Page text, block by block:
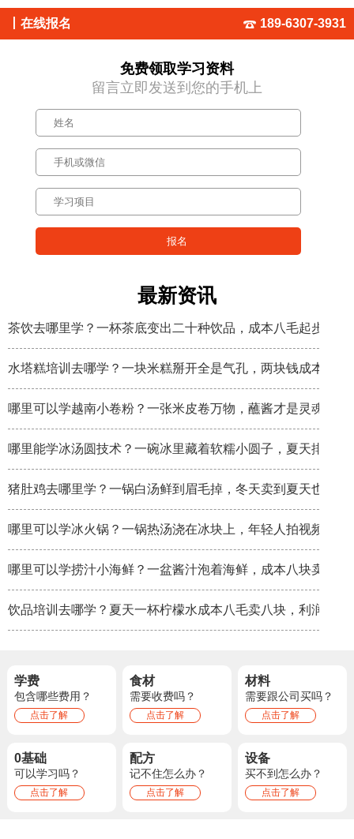
在线报名 189-6307-3931
免费领取学习资料
留言立即发送到您的手机上
最新资讯
茶饮去哪里学？一杯茶底变出二十种饮品，成本八毛起步
水塔糕培训去哪学？一块米糕掰开全是气孔，两块钱成本卖八
哪里可以学越南小卷粉？一张米皮卷万物，蘸酱才是灵魂
哪里能学冰汤圆技术？一碗冰里藏着软糯小圆子，夏天排队排
猪肚鸡去哪里学？一锅白汤鲜到眉毛掉，冬天卖到夏天也不淡
哪里可以学冰火锅？一锅热汤浇在冰块上，年轻人拍视频比吃
哪里可以学捞汁小海鲜？一盆酱汁泡着海鲜，成本八块卖三十
饮品培训去哪学？夏天一杯柠檬水成本八毛卖八块，利润率秒
学费
包含哪些费用？
点击了解
食材
需要收费吗？
点击了解
材料
需要跟公司买吗？
点击了解
0基础
可以学习吗？
点击了解
配方
记不住怎么办？
点击了解
设备
买不到怎么办？
点击了解